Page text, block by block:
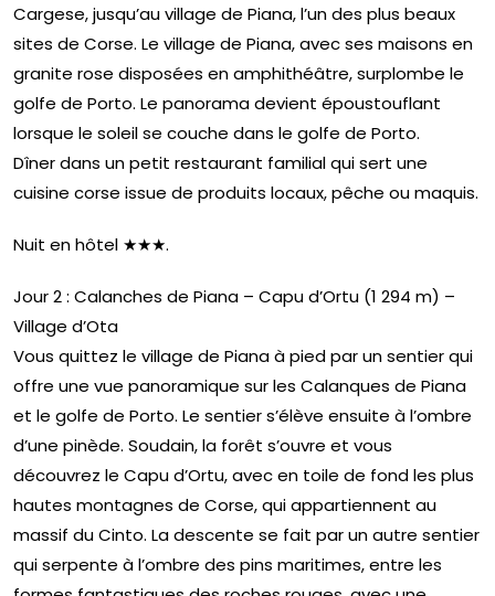
Cargese, jusqu’au village de Piana, l’un des plus beaux
sites de Corse. Le village de Piana, avec ses maisons en
granite rose disposées en amphithéâtre, surplombe le
golfe de Porto. Le panorama devient époustouflant
lorsque le soleil se couche dans le golfe de Porto.
Dîner dans un petit restaurant familial qui sert une
cuisine corse issue de produits locaux, pêche ou maquis.
Nuit en hôtel ★★★.
Jour 2 : Calanches de Piana – Capu d’Ortu (1 294 m) –
Village d’Ota
Vous quittez le village de Piana à pied par un sentier qui
offre une vue panoramique sur les Calanques de Piana
et le golfe de Porto. Le sentier s’élève ensuite à l’ombre
d’une pinède. Soudain, la forêt s’ouvre et vous
découvrez le Capu d’Ortu, avec en toile de fond les plus
hautes montagnes de Corse, qui appartiennent au
massif du Cinto. La descente se fait par un autre sentier
qui serpente à l’ombre des pins maritimes, entre les